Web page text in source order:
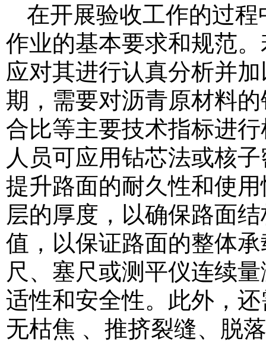
在开展验收工作的过
作业的基本要求和规范
应对其进行认真分析并
期，需要对沥青原材料
合比等主要技术指标进
人员可应用钻芯法或核
提升路面的耐久性和使
层的厚度，以确保路面
值，以保证路面的整体
尺、塞尺或测平仪连续
适性和安全性。此外，
无枯焦 、推挤裂缝、脱